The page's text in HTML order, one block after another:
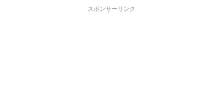
スポンサーリンク